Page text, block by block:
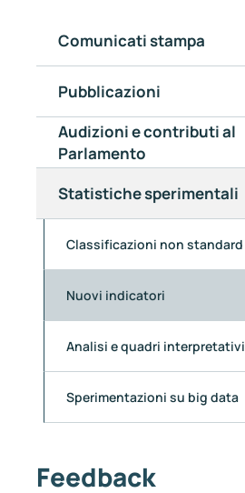
Comunicati stampa
Pubblicazioni
Audizioni e contributi al
Parlamento
Statistiche sperimentali
Classificazioni non standard
Nuovi indicatori
Analisi e quadri interpretativi
Sperimentazioni su big data
Feedback